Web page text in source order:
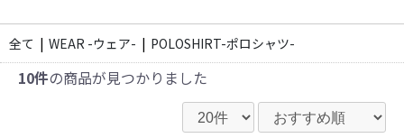
全て | WEAR -ウェア- | POLOSHIRT-ポロシャツ-
10件の商品が見つかりました